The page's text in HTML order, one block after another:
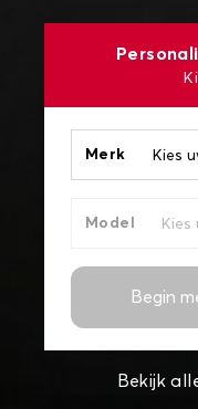
Merk
Model
Begin
Bekijk